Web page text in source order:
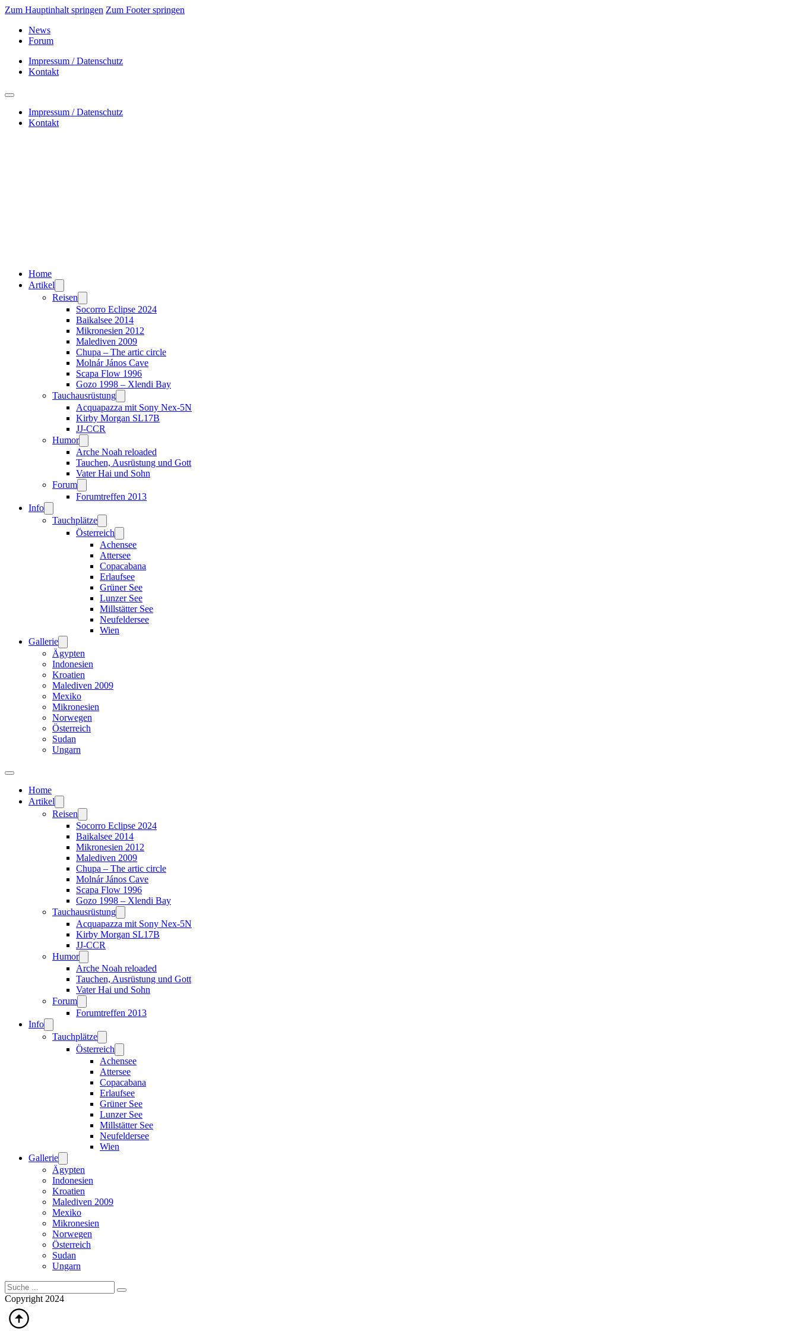
Zum Hauptinhalt springen Zum Footer springen
News
Forum
Impressum / Datenschutz
Kontakt
Impressum / Datenschutz
Kontakt
Home
Artikel
Reisen
Socorro Eclipse 2024
Baikalsee 2014
Mikronesien 2012
Malediven 2009
Chupa – The artic circle
Molnár János Cave
Scapa Flow 1996
Gozo 1998 – Xlendi Bay
Tauchausrüstung
Acquapazza mit Sony Nex-5N
Kirby Morgan SL17B
JJ-CCR
Humor
Arche Noah reloaded
Tauchen, Ausrüstung und Gott
Vater Hai und Sohn
Forum
Forumtreffen 2013
Info
Tauchplätze
Österreich
Achensee
Attersee
Copacabana
Erlaufsee
Grüner See
Lunzer See
Millstätter See
Neufeldersee
Wien
Gallerie
Ägypten
Indonesien
Kroatien
Malediven 2009
Mexiko
Mikronesien
Norwegen
Österreich
Sudan
Ungarn
Home
Artikel
Reisen
Socorro Eclipse 2024
Baikalsee 2014
Mikronesien 2012
Malediven 2009
Chupa – The artic circle
Molnár János Cave
Scapa Flow 1996
Gozo 1998 – Xlendi Bay
Tauchausrüstung
Acquapazza mit Sony Nex-5N
Kirby Morgan SL17B
JJ-CCR
Humor
Arche Noah reloaded
Tauchen, Ausrüstung und Gott
Vater Hai und Sohn
Forum
Forumtreffen 2013
Info
Tauchplätze
Österreich
Achensee
Attersee
Copacabana
Erlaufsee
Grüner See
Lunzer See
Millstätter See
Neufeldersee
Wien
Gallerie
Ägypten
Indonesien
Kroatien
Malediven 2009
Mexiko
Mikronesien
Norwegen
Österreich
Sudan
Ungarn
Suchen
Copyright 2024